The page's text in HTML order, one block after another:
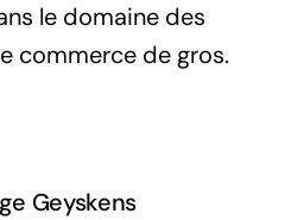
le domaine des
commerce de gros.
Geyskens